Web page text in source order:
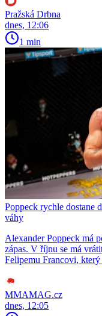
Pražská Drbna
dnes, 12:06
1 min
Poppeck rychle dostane
váhy
Alexander Poppeck má
zápas. V říjnu se má
Felipemu Francovi,
MMAMAG.cz
dnes, 12:05